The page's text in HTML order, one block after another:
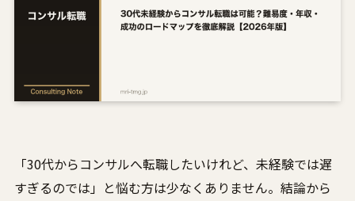
「30代からコンサルへ転職したいけれど、未経験では遅
すぎるのでは」と悩む方は少なくありません。結論から